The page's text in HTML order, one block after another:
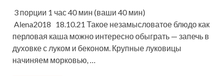
3 порции 1 час 40 мин (ваши 40 мин)
Alena2018 18.10.21 Такое незамысловатое блюдо как
перловая каша можно интересно обыграть — запечь в
духовке с луком и беконом. Крупные луковицы
начиняем морковью, …